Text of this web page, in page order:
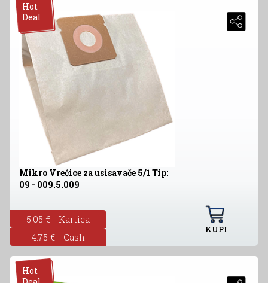
Hot
Deal
Mikro Vrećice za usisavače 5/1 Tip:
09 - 009.5.009
5.05 € - Kartica
4.75 € - Cash
KUPI
Hot